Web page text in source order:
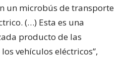
un microbús de transporte
(…) Esta es una
producto de las
vehículos eléctricos”,